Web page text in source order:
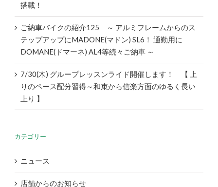
搭載！
ご納車バイクの紹介125 ～ アルミフレームからのス
テップアップにMADONE(マドン) SL6！ 通勤用に
DOMANE(ドマーネ) AL4等続々ご納車 ～
7/30(木) グループレッスンライド開催します！ 【 上
りのペース配分習得～和束から信楽方面のゆるく長い
上り 】
カテゴリー
ニュース
店舗からのお知らせ